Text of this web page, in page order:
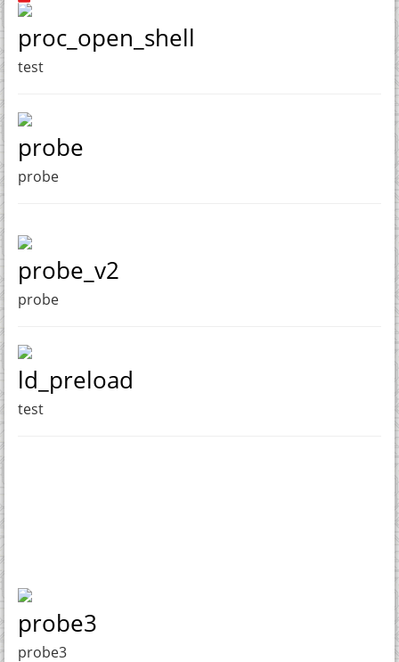
proc_open_shell
test
probe
probe
probe_v2
probe
ld_preload
test
probe3
probe3